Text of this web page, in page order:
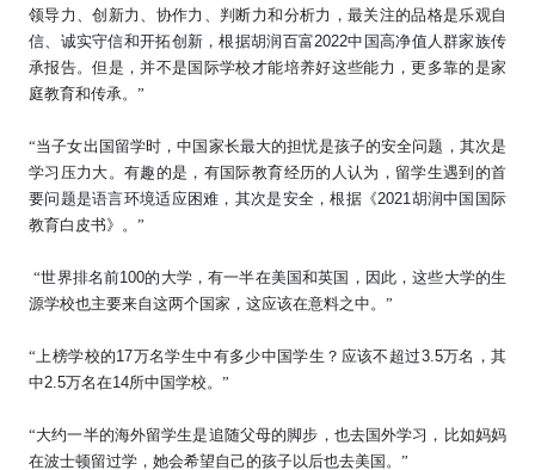
领导力、创新力、协作力、判断力和分析力，最关注的品格是乐观自
信、诚实守信和开拓创新，根据胡润百富2022中国高净值人群家族传
承报告。但是，并不是国际学校才能培养好这些能力，更多靠的是家
庭教育和传承。”
“当子女出国留学时，中国家长最大的担忧是孩子的安全问题，其次是
学习压力大。有趣的是，有国际教育经历的人认为，留学生遇到的首
要问题是语言环境适应困难，其次是安全，根据《2021胡润中国国际
教育白皮书》。”
“世界排名前100的大学，有一半在美国和英国，因此，这些大学的生
源学校也主要来自这两个国家，这应该在意料之中。 ”
“上榜学校的17万名学生中有多少中国学生？应该不超过3.5万名，其
中2.5万名在14所中国学校。”
“大约一半的海外留学生是追随父母的脚步，也去国外学习，比如妈妈
在波士顿留过学，她会希望自己的孩子以后也去美国。 ”